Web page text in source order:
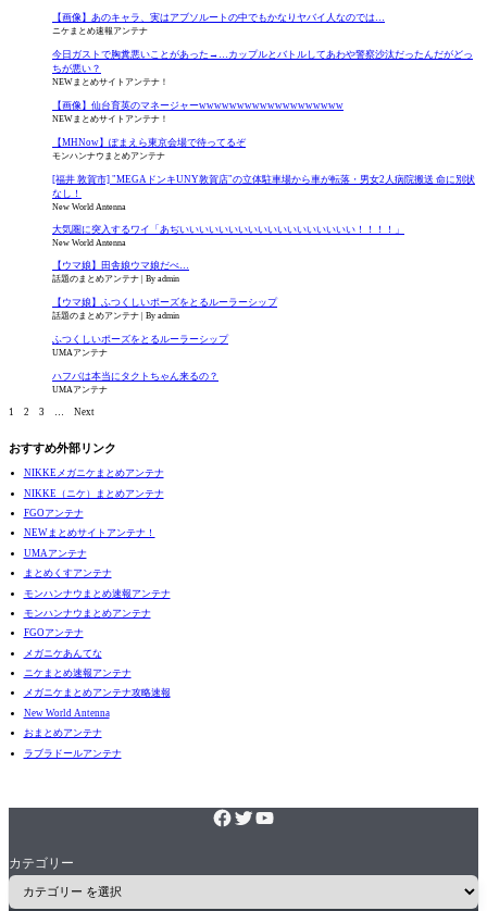
【画像】あのキャラ、実はアブソルートの中でもかなりヤバイ人なのでは…
ニケまとめ速報アンテナ
今日ガストで胸糞悪いことがあった→…カップルとバトルしてあわや警察沙汰だったんだがどっ
ちが悪い？
NEWまとめサイトアンテナ！
【画像】仙台育英のマネージャーwwwwwwwwwwwwwwwwwww
NEWまとめサイトアンテナ！
【MHNow】ぽまえら東京会場で待ってるぞ
モンハンナウまとめアンテナ
[福井 敦賀市] "MEGAドンキUNY敦賀店"の立体駐車場から車が転落・男女2人病院搬送 命に別状
なし！
New World Antenna
大気圏に突入するワイ「あぢいいいいいいいいいいいいいいいいいい！！！！」
New World Antenna
【ウマ娘】田舎娘ウマ娘だべ…
話題のまとめアンテナ By admin
【ウマ娘】ふつくしいポーズをとるルーラーシップ
話題のまとめアンテナ By admin
ふつくしいポーズをとるルーラーシップ
UMAアンテナ
ハフバは本当にタクトちゃん来るの？
UMAアンテナ
1 2 3 … Next
おすすめ外部リンク
NIKKEメガニケまとめアンテナ
NIKKE（ニケ）まとめアンテナ
FGOアンテナ
NEWまとめサイトアンテナ！
UMAアンテナ
まとめくすアンテナ
モンハンナウまとめ速報アンテナ
モンハンナウまとめアンテナ
FGOアンテナ
メガニケあんてな
ニケまとめ速報アンテナ
メガニケまとめアンテナ攻略速報
New World Antenna
おまとめアンテナ
ラブラドールアンテナ
カテゴリー